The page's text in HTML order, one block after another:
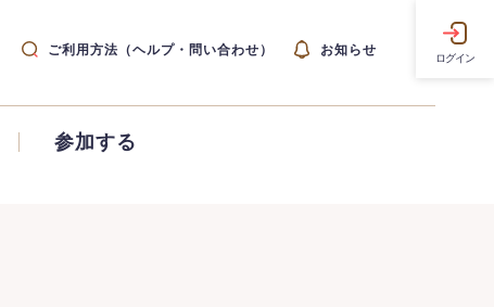
ご利用方法（ヘルプ・問い合わせ） お知らせ
ログイン
参加する